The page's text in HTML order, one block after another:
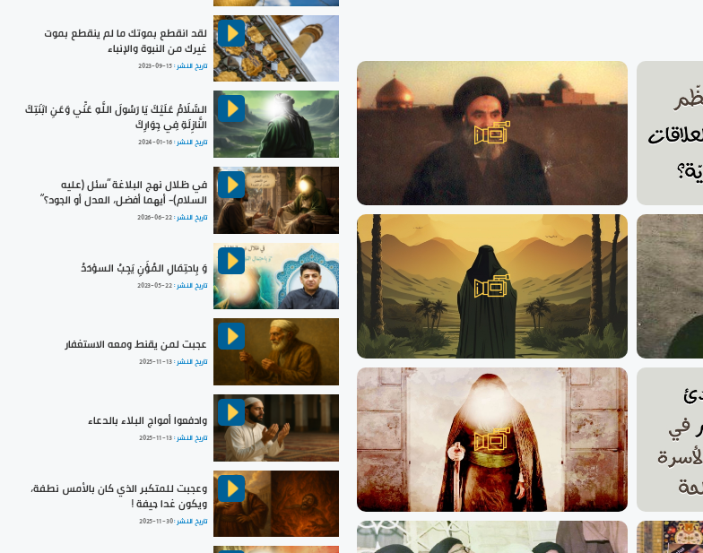
لقد انقطع بموتك ما لم ينقطع بموت
غيرك من النبوة والإنباء
تاريخ النشر :2023-09-15
السَّلَامُ عَلَيْكَ يَا رَسُولَ اللَّهِ عَنِّي وَعَنِ ابْنَتِكَ
النَّازِلَةِ فِي جِوَارِكَ
تاريخ النشر :2024-01-16
في ظلال نهج البلاغة ”سئل (عليه
السلام)- أيهما أفضل، العدل أو الجود؟“
تاريخ النشر :2026-06-22
وَ بِاحتِمَالِ المُؤَنِ يَجِبُ السؤدَدُ
تاريخ النشر :2023-05-22
عجبت لمن يقنط ومعه الاستغفار
تاريخ النشر :2025-11-13
وادفعوا أمواج البلاء بالدعاء
تاريخ النشر :2025-11-13
وعجبت للمتكبر الذي كان بالأمس نطفة،
ويكون غدا جيفة !
تاريخ النشر :2025-11-30